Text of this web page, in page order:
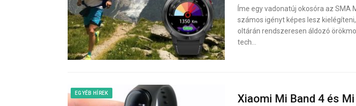
Íme egy vadonatúj okosóra az SMA
számos igényt képes lesz
oltárán rendszeresen áldozó
tech…
EGYÉB HÍREK
Xiaomi Mi Band 4 és